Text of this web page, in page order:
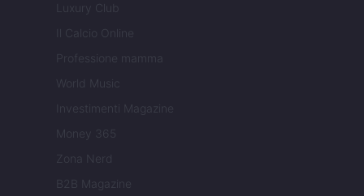
Luxury Club
Il Calcio Online
Professione mamma
World Music
Investimenti Magazine
Money 365
Zona Nerd
B2B Magazine